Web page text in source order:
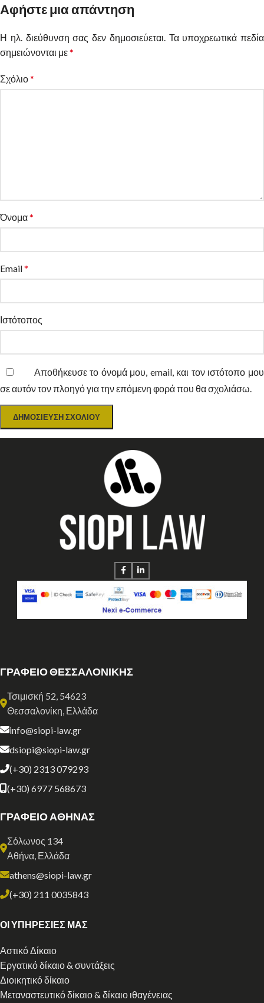
Αφήστε μια απάντηση
Η ηλ. διεύθυνση σας δεν δημοσιεύεται. Τα υποχρεωτικά πεδία
σημειώνονται με*
Σχόλιο*
Όνομα*
Email*
Ιστότοπος
Αποθήκευσε το όνομά μου, email, και τον ιστότοπο μου
σε αυτόν τον πλοηγό για την επόμενη φορά που θα σχολιάσω.
Alternative:
ΓΡΑΦΕΙΟ ΘΕΣΣΑΛΟΝΙΚΗΣ
Τσιμισκή 52, 54623
Θεσσαλονίκη, Ελλάδα
info@siopi-law.gr
dsiopi@siopi-law.gr
(+30) 2313 079293
(+30) 6977 568673
ΓΡΑΦΕΙΟ ΑΘΗΝΑΣ
Σόλωνος 134
Αθήνα, Ελλάδα
athens@siopi-law.gr
(+30) 211 0035843
ΟΙ ΥΠΗΡΕΣΙΕΣ ΜΑΣ
Αστικό Δίκαιο
Εργατικό δίκαιο & συντάξεις
Διοικητικό δίκαιο
Μεταναστευτικό δίκαιο & δίκαιο ιθαγένειας